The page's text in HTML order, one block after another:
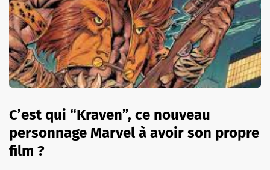
C’est qui “Kraven”, ce nouveau
personnage Marvel à avoir son propre
film ?